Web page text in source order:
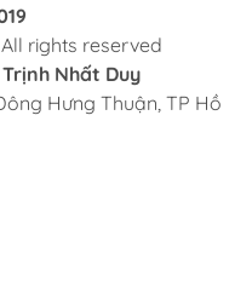
All rights reserved
Nhất Duy
Hưng Thuận, TP Hồ